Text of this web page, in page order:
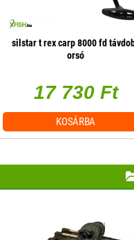
silstar t rex carp 8000 fd
orsó
17 730 Ft
KOSÁRBA